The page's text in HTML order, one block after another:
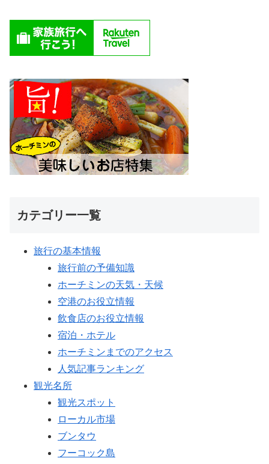
カテゴリー一覧
旅行の基本情報
旅行前の予備知識
ホーチミンの天気・天候
空港のお役立情報
飲食店のお役立情報
宿泊・ホテル
ホーチミンまでのアクセス
人気記事ランキング
観光名所
観光スポット
ローカル市場
ブンタウ
フーコック島